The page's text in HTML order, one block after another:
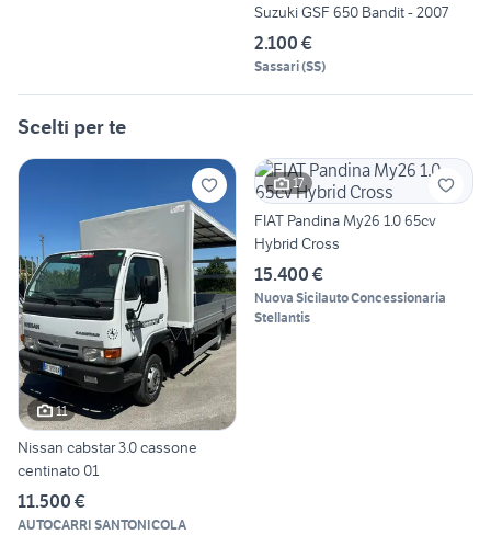
Suzuki GSF 650 Bandit - 2007
2.100 €
Sassari(SS)
Scelti per te
11
Nissan cabstar 3.0 cassone
centinato 01
11.500 €
AUTOCARRI SANTONICOLA
17
FIAT Pandina My26 1.0 65cv
Hybrid Cross
15.400 €
Nuova Sicilauto Concessionaria
Stellantis